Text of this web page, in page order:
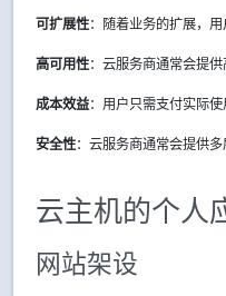
可扩展性：随着业务的扩展，用
高可用性：云服务商通常会提
成本效益：用户只需支付实际
安全性：云服务商通常会提供
云主机的个人
网站架设